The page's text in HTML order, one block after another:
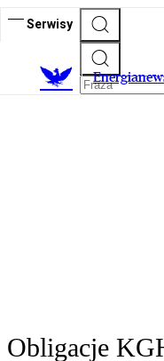
Serwisy
E
Obligacje